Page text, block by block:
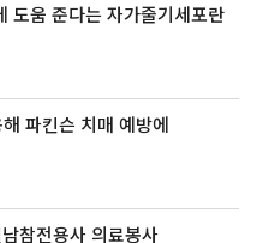
도움 준다는 자가줄기세포란
파킨슨 치매 예방에
참전용사 의료봉사